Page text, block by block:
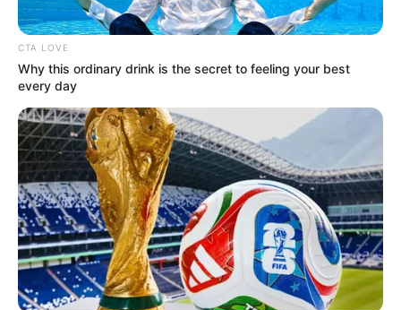
CTA LOVE
Why this ordinary drink is the secret to feeling your best
every day